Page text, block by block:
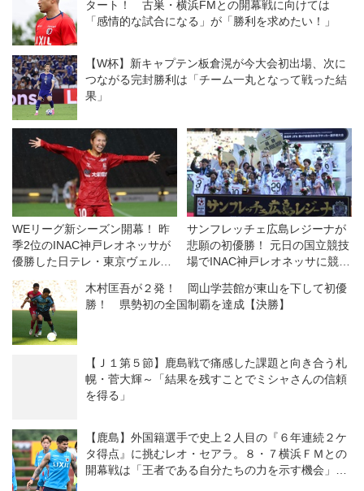
タート！ 古巣・横浜FMとの開幕戦に向けては
「感情的な試合になる」が「勝利を求めたい！」
【W杯】新キャプテン板倉滉が今大会初出場、次に
つながる完封勝利は「チーム一丸となって戦った結
果」
WEリーグ新シーズン開幕！ 昨
季2位のINAC神戸レオネッサが
優勝した日テレ・東京ヴェルデ
ィベレーザを下して白星発進
サンフレッチェ広島レジーナが
悲願の初優勝！ 元日の国立競技
場でINAC神戸レオネッサに競り
木村匡吾が２発！ 岡山学芸館が東山を下して初優
勝！ 県勢初の全国制覇を達成【決勝】
【Ｊ１第５節】鹿島戦で痛感した課題と向き合う札
幌・菅大輝～「結果を残すことでミシャさんの信頼
を得る」
【鹿島】外国籍選手で史上２人目の『６年連続２ケ
タ得点』に挑むレオ・セアラ。８・７横浜ＦＭとの
開幕戦は「王者である自分たちの力を示す機会」と